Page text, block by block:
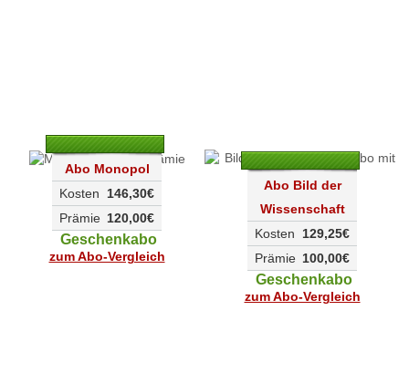
Abo Monopol
146,30€
Kosten
120,00€
Prämie
Geschenkabo
zum Abo-Vergleich
Abo Bild der
Wissenschaft
129,25€
Kosten
100,00€
Prämie
Geschenkabo
zum Abo-Vergleich